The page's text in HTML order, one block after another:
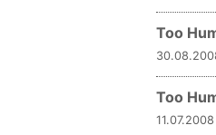
Too
Too